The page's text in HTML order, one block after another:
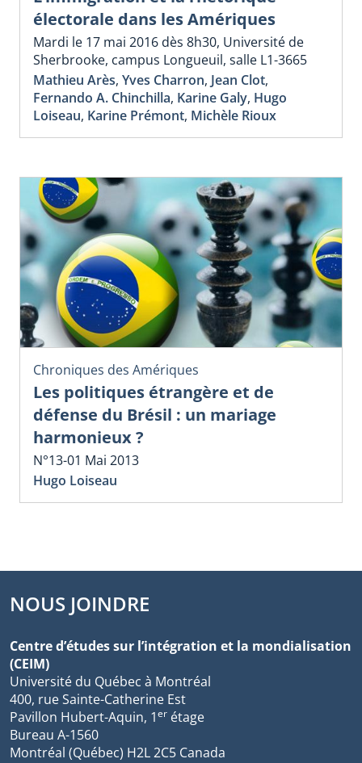
électorale dans les Amériques
Mardi le 17 mai 2016 dès 8h30, Université de
Sherbrooke, campus Longueuil, salle L1-3665
Mathieu Arès, Yves Charron, Jean Clot,
Fernando A. Chinchilla, Karine Galy, Hugo
Loiseau, Karine Prémont, Michèle Rioux
Chroniques des Amériques
Les politiques étrangère et de
défense du Brésil : un mariage
harmonieux ?
N°13-01 Mai 2013
Hugo Loiseau
NOUS JOINDRE
Centre d’études sur l’intégration et la mondialisation
(CEIM)
Université du Québec à Montréal
400, rue Sainte-Catherine Est
Pavillon Hubert-Aquin, 1er étage
Bureau A-1560
Montréal (Québec) H2L 2C5 Canada